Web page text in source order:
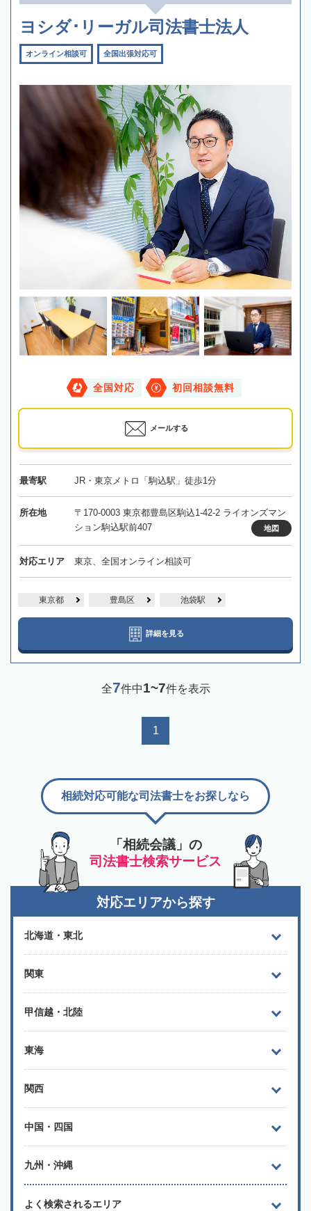
ヨシダ･リーガル司法書士法人
オンライン相談可 全国出張対応可
全国対応 初回相談無料
メールする
最寄駅 JR・東京メトロ「駒込駅」徒歩1分
所在地
〒170-0003 東京都豊島区駒込1-42-2 ライオンズマン
ション駒込駅前407
地図
対応エリア 東京、全国オンライン相談可
東京都 豊島区 池袋駅
詳細を見る
全7件中1~7件を表示
1
「相続会議」の
司法書士検索サービス
相続対応可能な司法書士をお探しなら
対応エリアから探す
北海道・東北
関東
甲信越・北陸
東海
関西
中国・四国
九州・沖縄
よく検索されるエリア